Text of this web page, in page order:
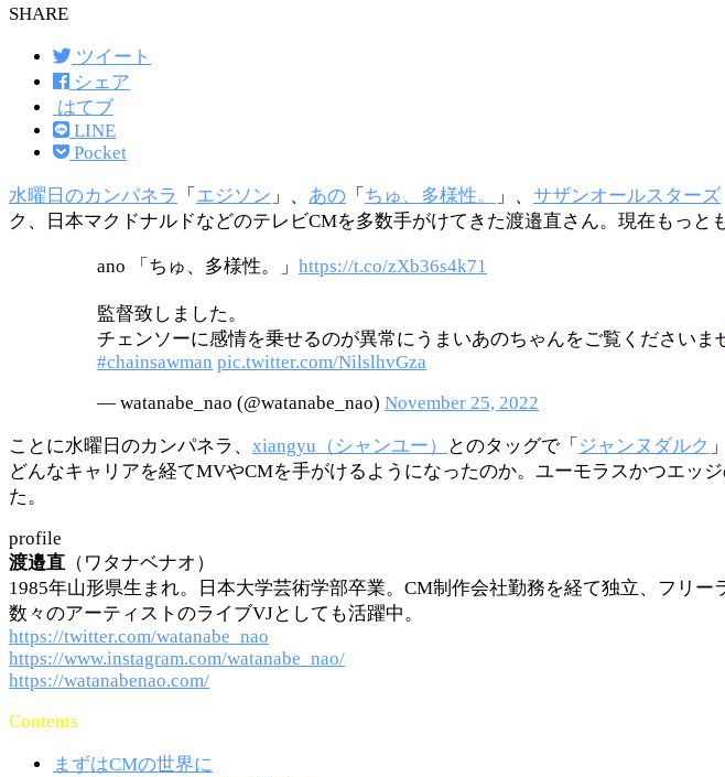
SHARE
ツイート
シェア
はてブ
LINE
Pocket
水曜日のカンパネラ 「 エジソン 」、 あの 「 ちゅ、多様性。 」、 サザンオールスターズ
ク、日本マクドナルドなどのテレビCMを多数手がけてきた渡邉直さん。現在もっと
ano 「ちゅ、多様性。」 https://t.co/zXb36s4k71
監督致しました。
チェンソーに感情を乗せるのが異常にうまいあのちゃんをご覧くださいま
#chainsawman pic.twitter.com/NilslhvGza
— watanabe_nao (@watanabe_nao) November 25, 2022
ことに水曜日のカンパネラ、 xiangyu（シャンユー） とのタッグで「 ジャンヌダルク
どんなキャリアを経てMVやCMを手がけるようになったのか。ユーモラスかつエッ
た。
profile
渡邉直 （ワタナベナオ）
1985年山形県生まれ。日本大学芸術学部卒業。CM制作会社勤務を経て独立、フリ
数々のアーティストのライブVJとしても活躍中。
https://twitter.com/watanabe_nao
https://www.instagram.com/watanabe_nao/
https://watanabenao.com/
Contents
まずはCMの世界に